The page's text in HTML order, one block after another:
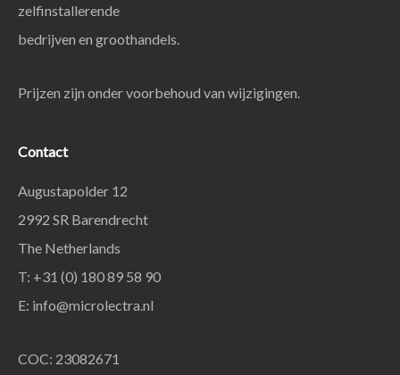
zelfinstallerende
bedrijven en groothandels.
Prijzen zijn onder voorbehoud van wijzigingen.
Contact
Augustapolder 12
2992 SR Barendrecht
The Netherlands
T: +31 (0) 180 89 58 90
E: info@microlectra.nl
COC: 23082671